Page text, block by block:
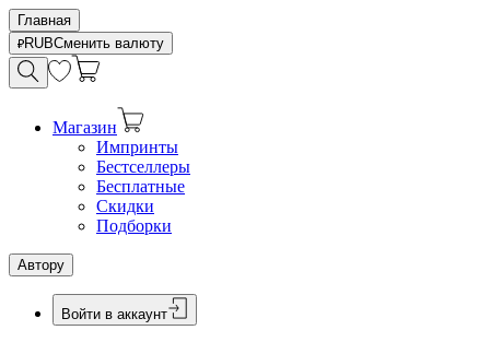
Главная
RUBСменить валюту
Магазин
Импринты
Бестселлеры
Бесплатные
Скидки
Подборки
Автору
Войти в аккаунт